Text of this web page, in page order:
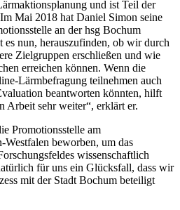
und ist Teil der
Mai 2018 hat Daniel Simon seine
an der hsg Bochum
es nun, herauszufinden, ob wir durch
Zielgruppen erschließen und wie
erreichen können. Wenn die
Lärmbefragung teilnehmen auch
beantworten könnten, hilft
Arbeit sehr weiter“, erklärt er.
Promotionsstelle am
beworben, um das
wissenschaftlich
für uns ein Glücksfall, dass wir
mit der Stadt Bochum beteiligt